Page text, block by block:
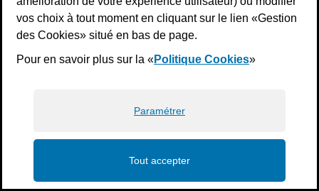
vos choix à tout moment en cliquant sur le lien «Gestion
des Cookies» situé en bas de page.
Pour en savoir plus sur la «Politique Cookies»
Paramétrer
Tout accepter
À des fins de sécurité, veuillez sélectionner les
premiers caractères
de la série.